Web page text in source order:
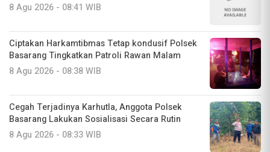
8 Agu 2026 - 08:41 WIB
Ciptakan Harkamtibmas Tetap kondusif Polsek
Basarang Tingkatkan Patroli Rawan Malam
8 Agu 2026 - 08:38 WIB
Cegah Terjadinya Karhutla, Anggota Polsek
Basarang Lakukan Sosialisasi Secara Rutin
8 Agu 2026 - 08:33 WIB